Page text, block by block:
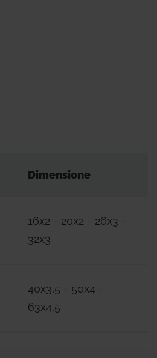
Dimensione
16x2 - 20x2 - 26x3 -
32x3
40x3,5 - 50x4 -
63x4,5